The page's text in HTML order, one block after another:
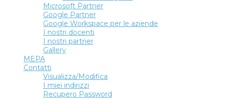
Microsoft Partner
Google Partner
Google Workspace per le aziende
I nostri docenti
I nostri partner
Gallery
MEPA
Contatti
Visualizza/Modifica
I miei indirizzi
Recupero Password